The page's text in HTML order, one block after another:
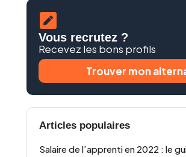
Vous recrutez ?
Recevez les bons profils
Trouver mon
Articles populaires
Salaire de l’apprenti en 2022 : le